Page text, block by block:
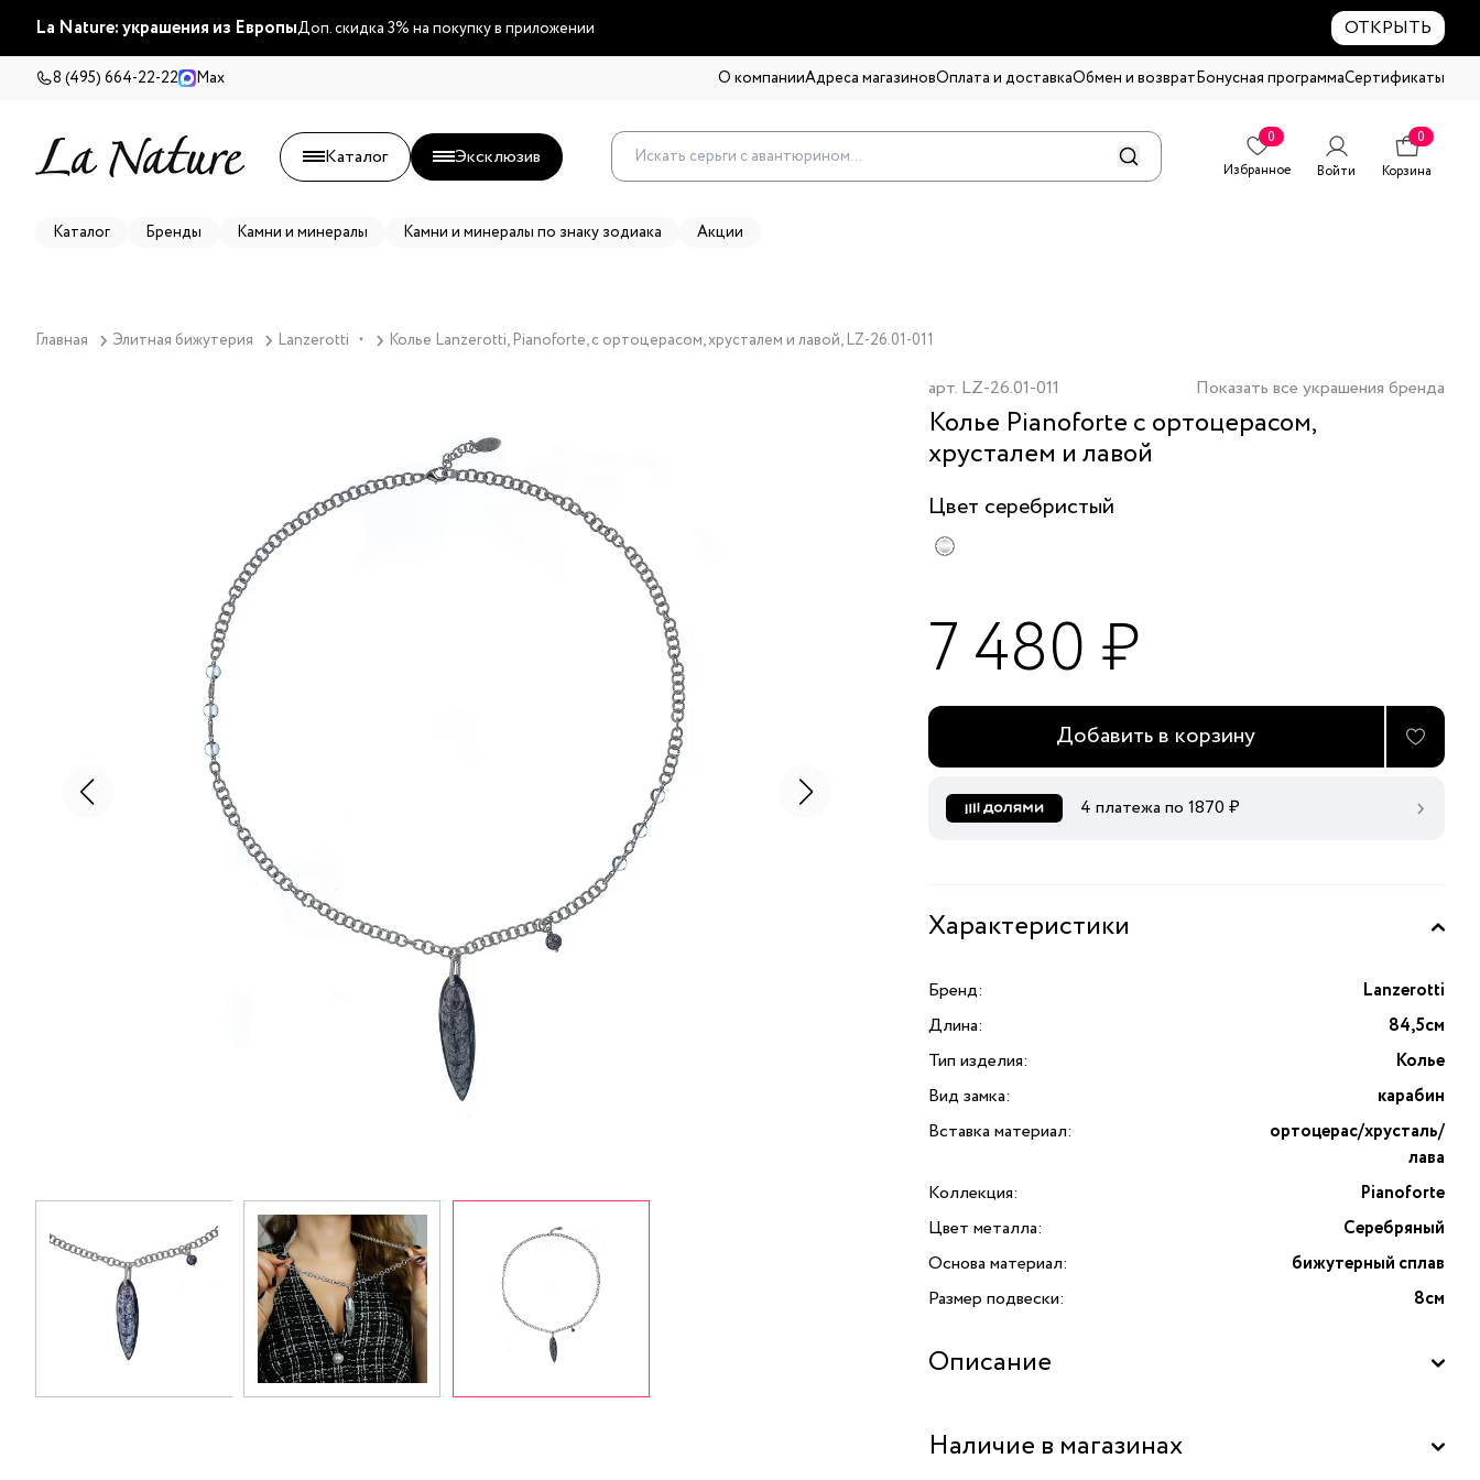
La Nature: украшения из ЕвропыДоп. скидка 3% на покупку в приложении ОТКРЫТЬ
8 (495) 664-22-22 Max О компанииАдреса магазиновОплата и доставкаОбмен и возвратБонусная программаСертификаты
Каталог Эксклюзив
0
Избранное
Войти
0
Корзина
Каталог Бренды Камни и минералы Камни и минералы по знаку зодиака Акции
Главная Элитная бижутерия Lanzerotti ▼ Колье Lanzerotti, Pianoforte, с ортоцерасом, хрусталем и лавой, LZ-26.01-011
арт. LZ-26.01-011 Показать все украшения бренда
Колье Pianoforte с ортоцерасом,
хрусталем и лавой
Цвет серебристый
7 480 ₽
Добавить в корзину
4 платежа по 1870 ₽
Характеристики
Бренд:
Lanzerotti
Длина:
84,5см
Тип изделия:
Колье
Вид замка:
карабин
Вставка материал:
ортоцерас/хрусталь/
лава
Коллекция:
Pianoforte
Цвет металла:
Серебряный
Основа материал:
бижутерный сплав
Размер подвески:
8см
Описание
бренда Lanzerotti — воплощение гармонии природы
Наличие в магазинах